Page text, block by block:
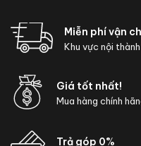
Miễn phí vận
Khu vực nội
Giá tốt nhất!
Mua hàng chính
Trả góp 0%